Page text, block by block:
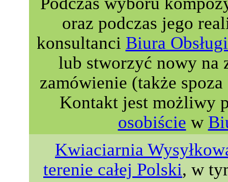
oraz podczas jego
konsultanci Biura
lub stworzyć nowy na
zamówienie (także
Kontakt jest możliwy
osobiście w
Kwiaciarnia
terenie całej Polski, w